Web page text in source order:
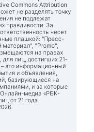
Commons Attribution
не разделять точку
не подлежат
правдивости. За
несет
плашкой: "Пресс-
материал", "Promo",
на правах
лиц, достигших 21-
это информационный
и объявления,
базирующиеся на
и за которые
Онлайн-медиа «РБК-
от 21 года.